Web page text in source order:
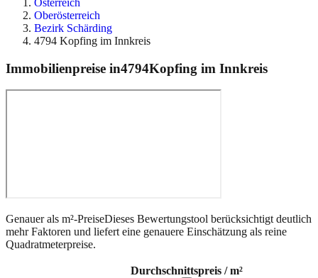
Österreich
Oberösterreich
Bezirk Schärding
4794 Kopfing im Innkreis
Immobilienpreise in4794Kopfing im Innkreis
Genauer als m²-PreiseDieses Bewertungstool berücksichtigt deutlich
mehr Faktoren und liefert eine genauere Einschätzung als reine
Quadratmeterpreise.
Durchschnittspreis / m²